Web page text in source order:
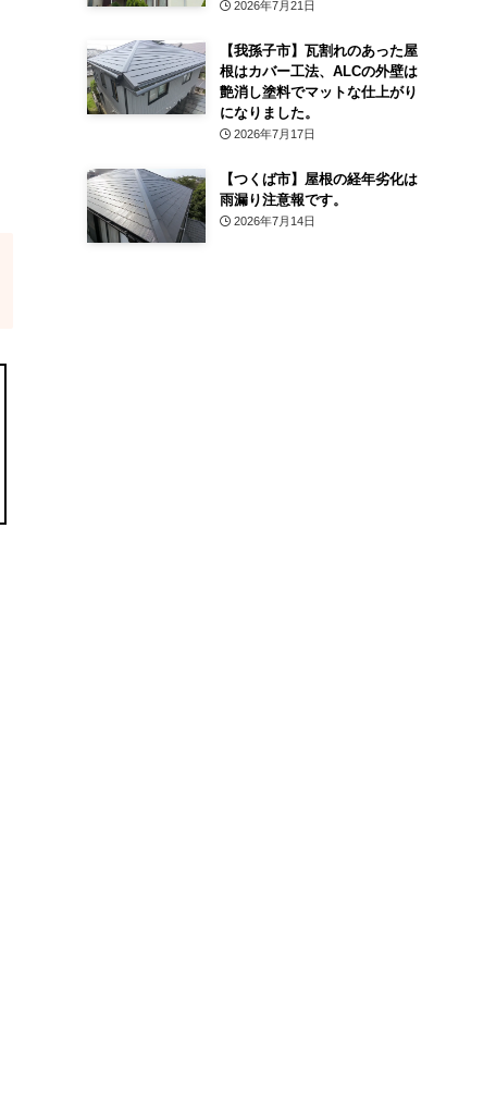
2026年7月21日
【我孫子市】瓦割れのあった屋
根はカバー工法、ALCの外壁は
艶消し塗料でマットな仕上がり
になりました。
2026年7月17日
【つくば市】屋根の経年劣化は
雨漏り注意報です。
2026年7月14日